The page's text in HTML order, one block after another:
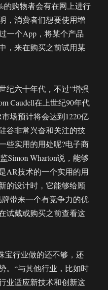
的购物者会有在网上进行
，消费者们想要使用增
一个App，将某个产品
，来在购买之前试用某
纪六十年代，不过“增强
Caudell在上世纪90年代
场预计将会达到1220亿
谷非常兴奋和关注的技
些实用的用处呢?电子商
Simon Wharton说，能够
AR技术的一个实用的用
的设计时，它能够给顾
带来一个有竞争力的优
试戴或购买之前查看这
宝行业做的还不够，还
。“与其他行业，比如时
业适应新技术和创新这